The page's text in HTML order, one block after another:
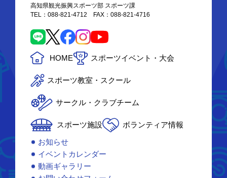
高知県観光振興スポーツ部 スポーツ課
TEL：088-821-4712 FAX：088-821-4716
HOME スポーツイベント・大会
スポーツ教室・スクール
サークル・クラブチーム
スポーツ施設
ボランティア情報
お知らせ
イベントカレンダー
動画ギャラリー